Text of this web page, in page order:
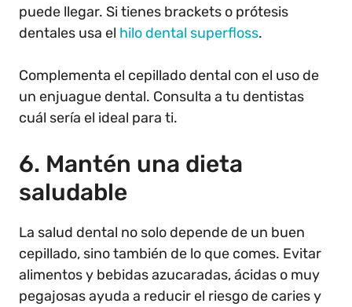
puede llegar. Si tienes brackets o prótesis
dentales usa el hilo dental superfloss.
Complementa el cepillado dental con el uso de
un enjuague dental. Consulta a tu dentistas
cuál sería el ideal para ti.
6. Mantén una dieta
saludable
La salud dental no solo depende de un buen
cepillado, sino también de lo que comes. Evitar
alimentos y bebidas azucaradas, ácidas o muy
pegajosas ayuda a reducir el riesgo de caries y